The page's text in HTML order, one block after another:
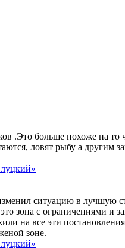
.Это больше похоже на то
ловят рыбу а другим
ситуацию в лучшую
зона с ограничениями и
на все эти
зоне.